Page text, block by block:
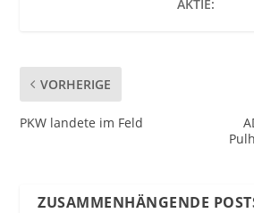
AKTIE:
VORHERIGE
PKW landete im Feld
ZUSAMMENHÄNGENDE